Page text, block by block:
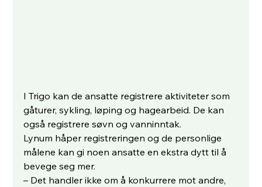
I Trigo kan de ansatte registrere aktiviteter som
gåturer, sykling, løping og hagearbeid. De kan
også registrere søvn og vanninntak.
Lynum håper registreringen og de personlige
målene kan gi noen ansatte en ekstra dytt til å
bevege seg mer.
– Det handler ikke om å konkurrere mot andre,